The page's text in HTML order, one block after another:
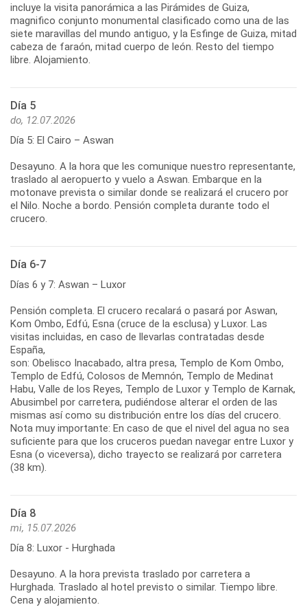
incluye la visita panorámica a las Pirámides de Guiza,
magnifico conjunto monumental clasificado como una de las
siete maravillas del mundo antiguo, y la Esfinge de Guiza, mitad
cabeza de faraón, mitad cuerpo de león. Resto del tiempo
libre. Alojamiento.
Día 5
do, 12.07.2026
Día 5: El Cairo – Aswan
Desayuno. A la hora que les comunique nuestro representante,
traslado al aeropuerto y vuelo a Aswan. Embarque en la
motonave prevista o similar donde se realizará el crucero por
el Nilo. Noche a bordo. Pensión completa durante todo el
crucero.
Día 6-7
Días 6 y 7: Aswan – Luxor
Pensión completa. El crucero recalará o pasará por Aswan,
Kom Ombo, Edfú, Esna (cruce de la esclusa) y Luxor. Las
visitas incluidas, en caso de llevarlas contratadas desde
España,
son: Obelisco Inacabado, altra presa, Templo de Kom Ombo,
Templo de Edfú, Colosos de Memnón, Templo de Medinat
Habu, Valle de los Reyes, Templo de Luxor y Templo de Karnak,
Abusimbel por carretera, pudiéndose alterar el orden de las
mismas así como su distribución entre los días del crucero.
Nota muy importante: En caso de que el nivel del agua no sea
suficiente para que los cruceros puedan navegar entre Luxor y
Esna (o viceversa), dicho trayecto se realizará por carretera
(38 km).
Día 8
mi, 15.07.2026
Día 8: Luxor - Hurghada
Desayuno. A la hora prevista traslado por carretera a
Hurghada. Traslado al hotel previsto o similar. Tiempo libre.
Cena y alojamiento.